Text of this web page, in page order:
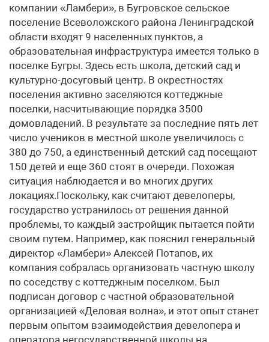
компании «Ламбери», в Бугровское сельское
поселение Всеволожского района Ленинградской
области входят 9 населенных пунктов, а
образовательная инфраструктура имеется только в
поселке Бугры. Здесь есть школа, детский сад и
культурно-досуговый центр. В окрестностях
поселения активно заселяются коттеджные
поселки, насчитывающие порядка 3500
домовладений. В результате за последние пять лет
число учеников в местной школе увеличилось с
380 до 750, а единственный детский сад посещают
150 детей и еще 360 стоят в очереди. Похожая
ситуация наблюдается и во многих других
локациях.Поскольку, как считают девелоперы,
государство устранилось от решения данной
проблемы, то каждый застройщик пытается пойти
своим путем. Например, как пояснил генеральный
директор «Ламбери» Алексей Потапов, их
компания собралась организовать частную школу
по соседству с коттеджным поселком. Был
подписан договор с частной образовательной
организацией «Деловая волна», и этот опыт станет
первым опытом взаимодействия девелопера и
оператора негосударственной школы на